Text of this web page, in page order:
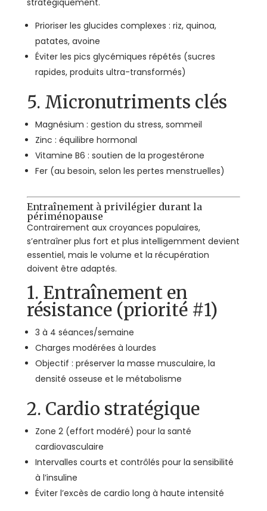
Prioriser les glucides complexes : riz, quinoa,
patates, avoine
Éviter les pics glycémiques répétés (sucres
rapides, produits ultra-transformés)
5. Micronutriments clés
Magnésium : gestion du stress, sommeil
Zinc : équilibre hormonal
Vitamine B6 : soutien de la progestérone
Fer (au besoin, selon les pertes menstruelles)
Entraînement à privilégier durant la
périménopause
Contrairement aux croyances populaires,
s’entraîner plus fort et plus intelligemment devient
essentiel, mais le volume et la récupération
doivent être adaptés.
1. Entraînement en
résistance (priorité #1)
3 à 4 séances/semaine
Charges modérées à lourdes
Objectif : préserver la masse musculaire, la
densité osseuse et le métabolisme
2. Cardio stratégique
Zone 2 (effort modéré) pour la santé
cardiovasculaire
Intervalles courts et contrôlés pour la sensibilité
à l’insuline
Éviter l’excès de cardio long à haute intensité